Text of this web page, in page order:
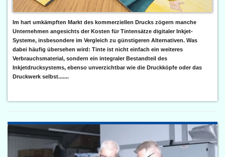
Im hart umkämpften Markt des kommerziellen Drucks zögern manche
Unternehmen angesichts der Kosten für Tintensätze digitaler Inkjet-
Systeme, insbesondere im Vergleich zu günstigeren Alternativen. Was
dabei häufig übersehen wird: Tinte ist nicht einfach ein weiteres
Verbrauchsmaterial, sondern ein integraler Bestandteil des
Inkjetdrucksystems, ebenso unverzichtbar wie die Druckköpfe oder das
Druckwerk selbst.......